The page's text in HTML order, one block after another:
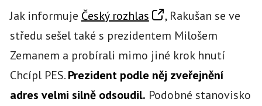
Jak informuje Český rozhlas
, Rakušan se ve
středu sešel také s prezidentem Milošem
Zemanem a probírali mimo jiné krok hnutí
Chcípl PES.Prezident podle něj zveřejnění
adres velmi silně odsoudil. Podobné stanovisko